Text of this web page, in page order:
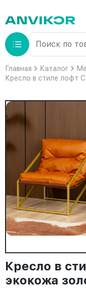
Главная Каталог
Кресло в стиле лофт
Кресло в
экокожа